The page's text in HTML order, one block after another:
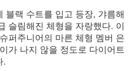
블랙 수트를 입고 등장, 갸름해
슬림해진 체형을 자랑했다. 이
퍼주니어의 마른 체형 멤버 은
가 나지 않을 정도로 다이어트
.